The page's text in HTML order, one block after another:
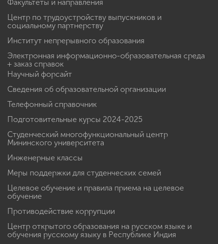
Факультеты и направления
Центр по трудоустройству выпускников и
социальному партнерству
Институт непрерывного образования
Электронная информационно-образовательная среда
+ заказ справок
Научный форсайт
Сведения об образовательной организации
Телефонный справочник
Подготовительные курсы 2024-2025
Студенческий многофункциональный центр
Мининского университета
Инженерные классы
Меры поддержки для студенческих семей
Целевое обучение и правила приема на целевое
обучение
Противодействие коррупции
Центр открытого образования на русском языке и
обучения русскому языку в Республике Индия